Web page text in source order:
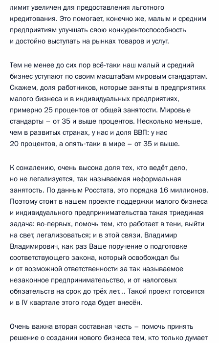
лимит увеличен для предоставления льготного
кредитования. Это помогает, конечно же, малым и средним
предприятиям улучшать свою конкурентоспособность
и достойно выступать на рынках товаров и услуг.
Тем не менее до сих пор всё‑таки наш малый и средний
бизнес уступают по своим масштабам мировым стандартам.
Скажем, доля работников, которые заняты в предприятиях
малого бизнеса и в индивидуальных предприятиях,
примерно 25 процентов от общей занятости. Мировые
стандарты – от 35 и выше процентов. Несколько меньше,
чем в развитых странах, у нас и доля ВВП: у нас
20 процентов, а опять‑таки в мире – от 35 и выше.
К сожалению, очень высока доля тех, кто ведёт дело,
но не легализуется, так называемая неформальная
занятость. По данным Росстата, это порядка 16 миллионов.
Поэтому стоит в нашем проекте поддержки малого бизнеса
и индивидуального предпринимательства такая триединая
задача: во‑первых, помочь тем, кто работает в тени, выйти
на свет, легализоваться; и в этой связи, Владимир
Владимирович, как раз Ваше поручение о подготовке
соответствующего закона, который освобождал бы
и от возможной ответственности за так называемое
незаконное предпринимательство, и от налоговых
обязательств на срок до трёх лет… Такой проект готовится
и в IV квартале этого года будет внесён.
Очень важна вторая составная часть – помочь принять
решение о создании нового бизнеса тем, кто только думает